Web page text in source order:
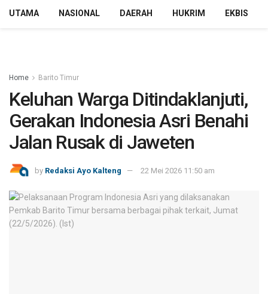
UTAMA NASIONAL DAERAH HUKRIM EKBIS
Home Barito Timur
Keluhan Warga Ditindaklanjuti,
Gerakan Indonesia Asri Benahi
Jalan Rusak di Jaweten
by Redaksi Ayo Kalteng 22 Mei 2026 11:50 am